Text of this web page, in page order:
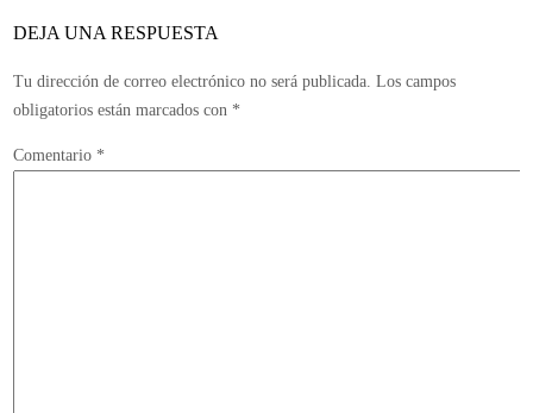
DEJA UNA RESPUESTA
Tu dirección de correo electrónico no será publicada. Los campos
obligatorios están marcados con *
Comentario *